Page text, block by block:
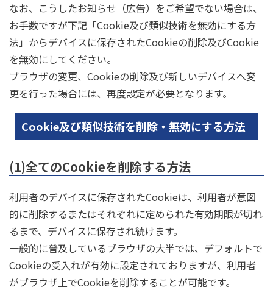
なお、こうしたお知らせ（広告）をご希望でない場合は、
お手数ですが下記「Cookie及び類似技術を無効にする方
法」からデバイスに保存されたCookieの削除及びCookie
を無効にしてください。
ブラウザの変更、Cookieの削除及び新しいデバイスへ変
更を行った場合には、再度設定が必要となります。
Cookie及び類似技術を削除・無効にする方法
(1)全てのCookieを削除する方法
利用者のデバイスに保存されたCookieは、利用者が意図
的に削除するまたはそれぞれに定められた有効期限が切れ
るまで、デバイスに保存され続けます。
一般的に普及しているブラウザの大半では、デフォルトで
Cookieの受入れが有効に設定されておりますが、利用者
がブラウザ上でCookieを削除することが可能です。